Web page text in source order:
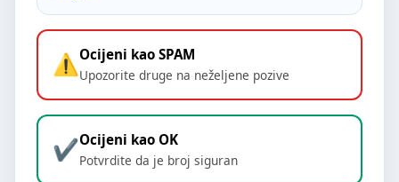
Ocijeni kao SPAM
Upozorite druge na neželjene pozive
Ocijeni kao OK
Potvrdite da je broj siguran